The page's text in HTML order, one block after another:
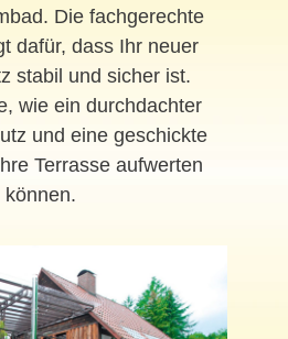
Die fachgerechte
dafür, dass Ihr neuer
stabil und sicher ist.
wie ein durchdachter
und eine geschickte
Terrasse aufwerten
können.